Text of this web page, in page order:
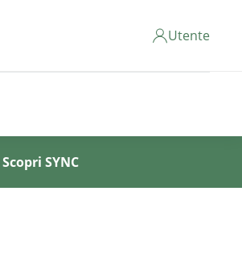
Utente
Scopri SYNC